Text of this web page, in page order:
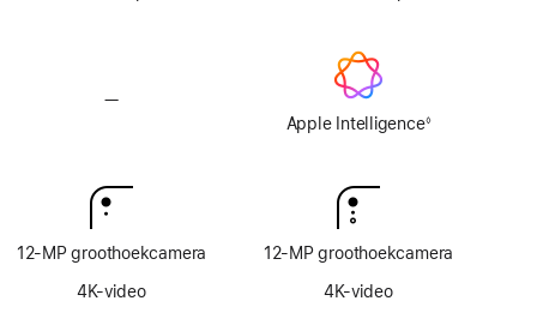
met
—Geen
12‑MP groothoekcamera
4K-video
Apple Intelligence◊
12‑MP groothoekcamera
4K-video